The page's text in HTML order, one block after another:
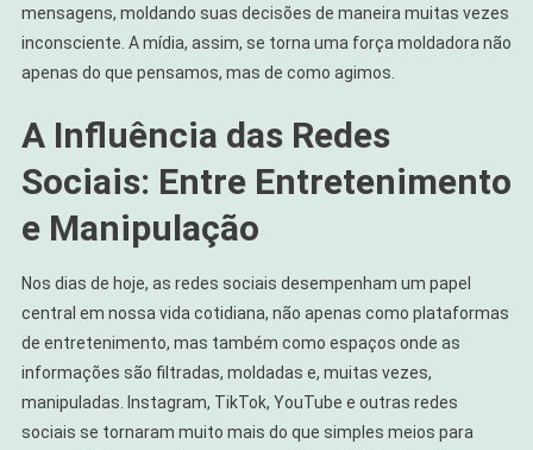
mensagens, moldando suas decisões de maneira muitas vezes
inconsciente. A mídia, assim, se torna uma força moldadora não
apenas do que pensamos, mas de como agimos.
A Influência das Redes
Sociais: Entre Entretenimento
e Manipulação
Nos dias de hoje, as redes sociais desempenham um papel
central em nossa vida cotidiana, não apenas como plataformas
de entretenimento, mas também como espaços onde as
informações são filtradas, moldadas e, muitas vezes,
manipuladas. Instagram, TikTok, YouTube e outras redes
sociais se tornaram muito mais do que simples meios para